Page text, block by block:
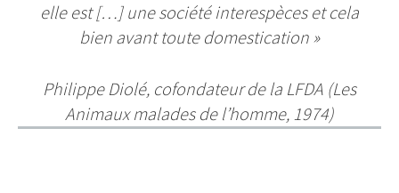
elle est […] une société interespèces et cela
bien avant toute domestication »
Philippe Diolé, cofondateur de la LFDA (Les
Animaux malades de l’homme, 1974)